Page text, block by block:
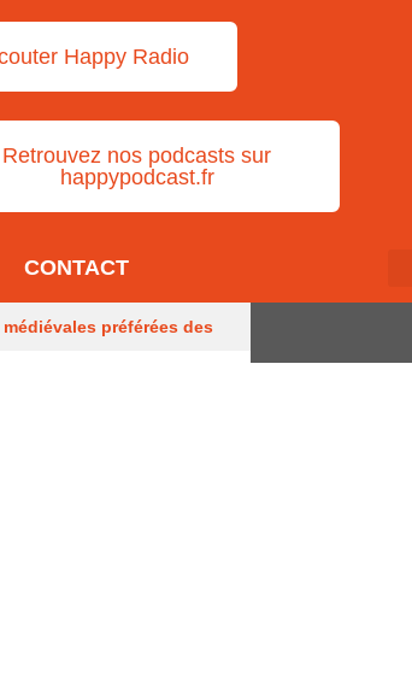
Happy Radio
Retrouvez nos podcasts sur
happypodcast.fr
CONTACT
préférées des